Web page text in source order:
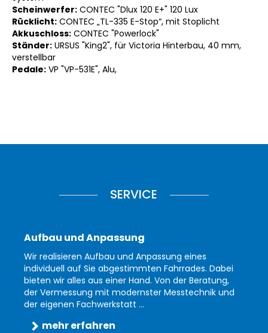
Scheinwerfer: CONTEC "Dlux 120 E+" 120 Lux
Rücklicht: CONTEC „TL-335 E-Stop“, mit Stoplicht
Akkuschloss: CONTEC "Powerlock"
Ständer: URSUS "King2", für Victoria Hinterbau, 40 mm,
verstellbar
Pedale: VP "VP-531E", Alu,
SERVICE
Aufbau und Anpassung
Wir realisieren Aufbau und Anpassung eines
individuell auf Sie abgestimmten Fahrrades. Dabei
bieten wir alles aus einer Hand. Von der Beratung,
der Vermessung mit modernster Messtechnik und
der eigenen Fachwerkstatt ...
mehr erfahren